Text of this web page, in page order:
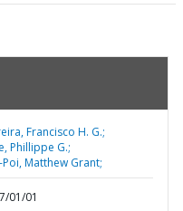
Francisco H. G.;
Phillippe G.;
Poi, Matthew Grant;
01/01